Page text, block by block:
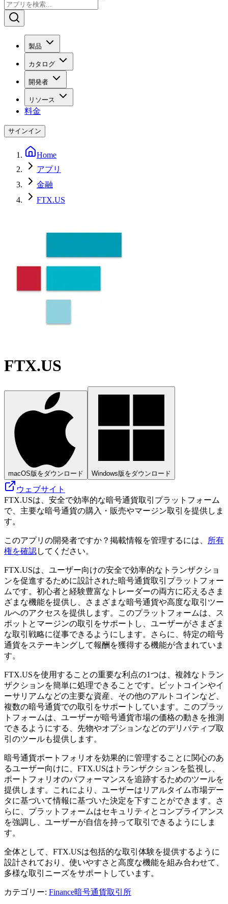
製品
カタログ
開発者
リソース
料金
サインイン
Home
アプリ
金融
FTX.US
FTX.US
macOS版をダウンロード Windows版をダウンロード
ウェブサイト
FTX.USは、安全で効率的な暗号通貨取引プラットフォーム
で、主要な暗号通貨の購入・販売やマージン取引を提供しま
す。
このアプリの開発者ですか？掲載情報を管理するには、
所有
権を確認してください。
FTX.USは、ユーザー向けの安全で効率的なトランザクショ
ンを促進するために設計された暗号通貨取引プラットフォー
ムです。初心者と経験豊富なトレーダーの両方に応えるさま
ざまな機能を提供し、さまざまな暗号通貨や高度な取引ツー
ルへのアクセスを提供します。このプラットフォームは、ス
ポットとマージンの取引をサポートし、ユーザーがさまざま
な取引戦略に従事できるようにします。さらに、特定の暗号
通貨をステーキングして報酬を獲得する機能が含まれていま
す。
FTX.USを使用することの重要な利点の1つは、複雑なトラン
ザクションを簡単に処理できることです。ビットコインやイ
ーサリアムなどの主要な資産、その他のアルトコインなど、
複数の暗号通貨での取引をサポートしています。このプラッ
トフォームは、ユーザーが暗号通貨市場の価格の動きを推測
できるようにする、先物やオプションなどのデリバティブ取
引のツールも提供します。
暗号通貨ポートフォリオを効果的に管理することに関心のあ
るユーザー向けに、FTX.USはトランザクションを監視し、
ポートフォリオのパフォーマンスを追跡するためのツールを
提供します。これにより、ユーザーはリアルタイム市場デー
タに基づいて情報に基づいた決定を下すことができます。さ
らに、プラットフォームはセキュリティとコンプライアンス
を強調し、ユーザーが自信を持って取引できるようにしま
す。
全体として、FTX.USは包括的な取引体験を提供するように
設計されており、使いやすさと高度な機能を組み合わせて、
多様な取引ニーズをサポートしています。
カテゴリー: Finance暗号通貨取引所